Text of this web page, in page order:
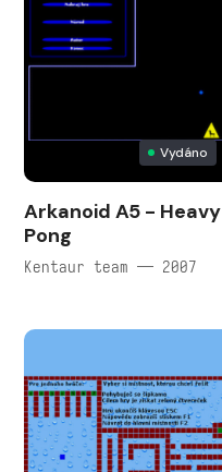
Vydáno
Arkanoid A5 - Heavy
Pong
Kentaur team — 2007